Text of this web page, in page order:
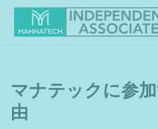
マナポールパウ